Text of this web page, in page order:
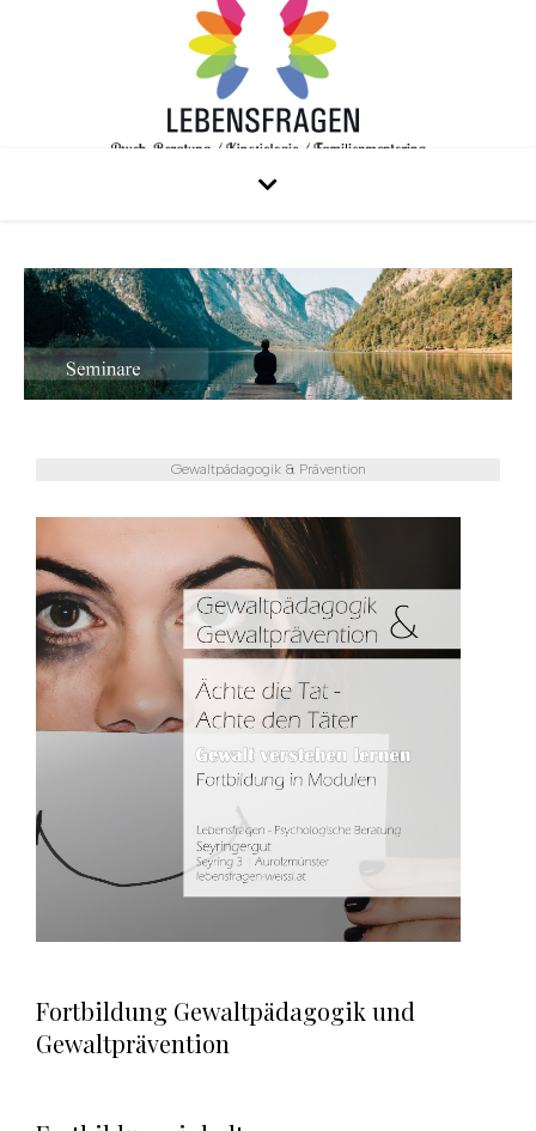
Gewaltpädagogik & Prävention
Fortbildung Gewaltpädagogik und
Gewaltprävention